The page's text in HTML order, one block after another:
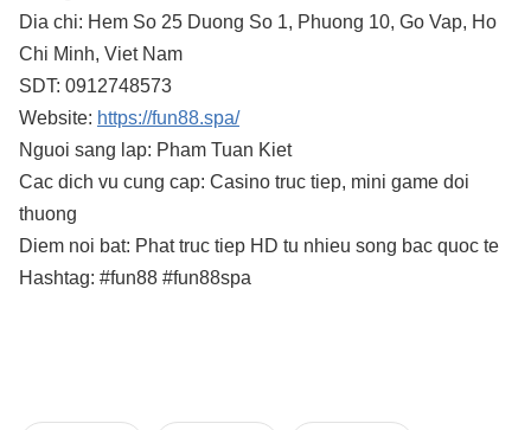
Dia chi: Hem So 25 Duong So 1, Phuong 10, Go Vap, Ho
Chi Minh, Viet Nam
SDT: 0912748573
Website: https://fun88.spa/
Nguoi sang lap: Pham Tuan Kiet
Cac dich vu cung cap: Casino truc tiep, mini game doi
thuong
Diem noi bat: Phat truc tiep HD tu nhieu song bac quoc te
Hashtag: #fun88 #fun88spa